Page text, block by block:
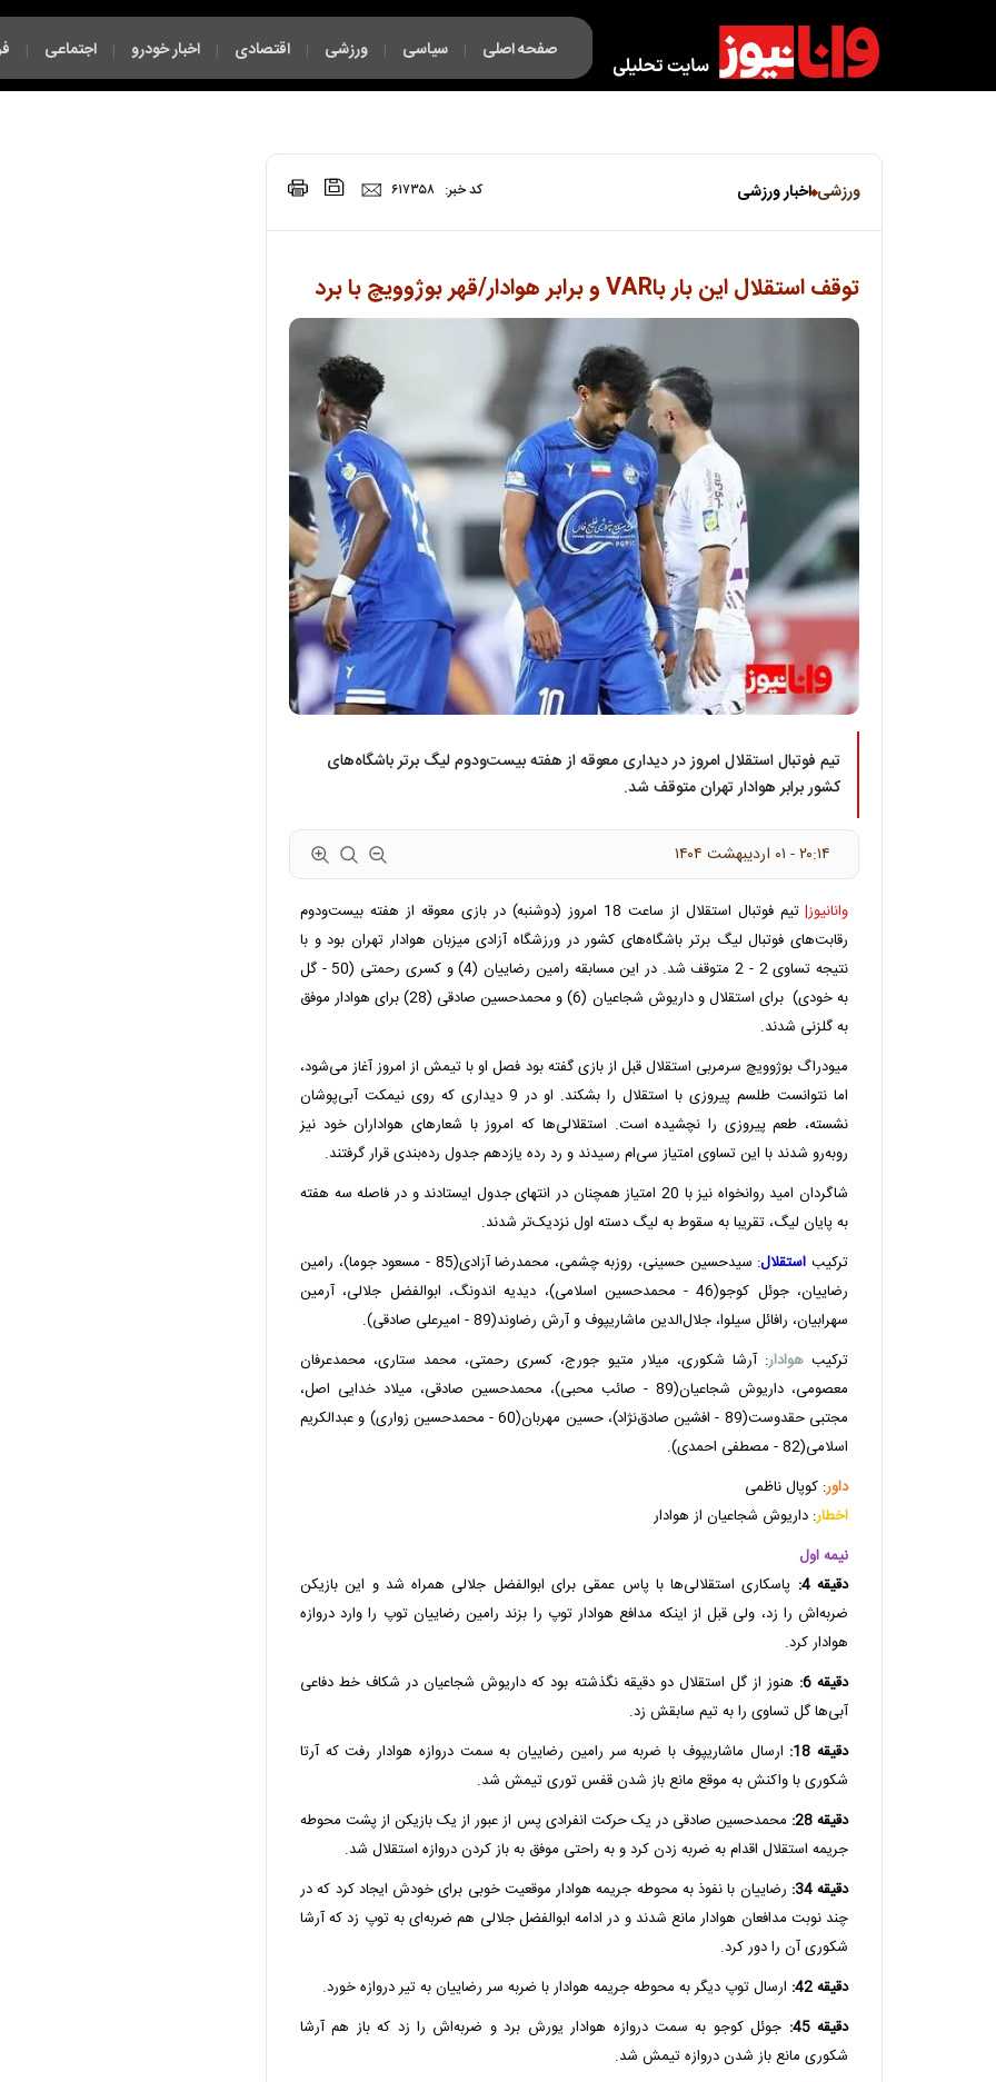
صفحه اصلی | سیاسی | ورزشی | اقتصادی | اخبار خودرو | اجتماعی |
فکت لایف
| چند رسانه ای |
ورزشی اخبار ورزشی کد خبر: ۶۱۷۳۵۸
توقف استقلال این بار باVAR و برابر هوادار/قهر بوژوویچ با برد
تیم فوتبال استقلال امروز در دیداری معوقه از هفته بیست‌ودوم لیگ برتر باشگاه‌های
کشور برابر هوادار تهران متوقف شد.
۲۰:۱۴ - ۰۱ ارديبهشت ۱۴۰۴
وانانیوز|
تیم فوتبال استقلال از ساعت 18 امروز (دوشنبه) در بازی معوقه از هفته بیست‌ودوم
رقابت‌های فوتبال لیگ برتر باشگاه‌های کشور در ورزشگاه آزادی میزبان هوادار تهران بود و با
نتیجه تساوی 2 - 2 متوقف شد. در این مسابقه رامین رضاییان (4) و کسری رحمتی (50 - گل
به خودی) برای استقلال و داریوش شجاعیان (6) و محمدحسین صادقی (28) برای هوادار موفق
به گلزنی شدند.
میودراگ بوژوویچ سرمربی استقلال قبل از بازی گفته بود فصل او با تیمش از امروز آغاز می‌شود،
اما نتوانست طلسم پیروزی با استقلال را بشکند. او در 9 دیداری که روی نیمکت آبی‌پوشان
نشسته، طعم پیروزی را نچشیده است. استقلالی‌ها که امروز با شعارهای هواداران خود نیز
روبه‌رو شدند با این تساوی امتیاز سی‌ام رسیدند و رد رده یازدهم جدول رده‌بندی قرار گرفتند.
شاگردان امید روانخواه نیز با 20 امتیاز همچنان در انتهای جدول ایستادند و در فاصله سه هفته
به پایان لیگ، تقریبا به سقوط به لیگ دسته اول نزدیک‌تر شدند.
ترکیب استقلال
: سیدحسین حسینی، روزبه چشمی، محمدرضا آزادی(85 - مسعود جوما)، رامین
رضاییان، جوئل کوجو(46 - محمدحسین اسلامی)، دیدیه اندونگ، ابوالفضل جلالی، آرمین
سهرابیان، رافائل سیلوا، جلال‌الدین ماشاریپوف و آرش رضاوند(89 - امیرعلی صادقی).
ترکیبهوادار: آرشا شکوری، میلار متیو جورج، کسری رحمتی، محمد ستاری، محمدعرفان
معصومی، داریوش شجاعیان(89 - صائب محبی)، محمدحسین صادقی، میلاد خدایی اصل،
مجتبی حقدوست(89 - افشین صادق‌نژاد)، حسین مهربان(60 - محمدحسین زواری) و عبدالکریم
اسلامی(82 - مصطفی احمدی).
داور: کوپال ناظمی
اخطار: داریوش شجاعیان از هوادار
نیمه اول
دقیقه 4:
پاسکاری استقلالی‌ها با پاس عمقی برای ابوالفضل جلالی همراه شد و این بازیکن
ضربه‌اش را زد، ولی قبل از اینکه مدافع هوادار توپ را بزند رامین رضاییان توپ را وارد دروازه
هوادار کرد.
دقیقه 6:
هنوز از گل استقلال دو دقیقه نگذشته بود که داریوش شجاعیان در شکاف خط دفاعی
آبی‌ها گل تساوی را به تیم سابقش زد.
دقیقه 18:
ارسال ماشاریپوف با ضربه سر رامین رضاییان به سمت دروازه هوادار رفت که آرتا
شکوری با واکنش به موقع مانع باز شدن قفس توری تیمش شد.
دقیقه 28:
محمدحسین صادقی در یک حرکت انفرادی پس از عبور از یک بازیکن از پشت محوطه
جریمه استقلال اقدام به ضربه زدن کرد و به راحتی موفق به باز کردن دروازه استقلال شد.
دقیقه 34:
رضاییان با نفوذ به محوطه جریمه هوادار موقعیت خوبی برای خودش ایجاد کرد که در
چند نوبت مدافعان هوادار مانع شدند و در ادامه ابوالفضل جلالی هم ضربه‌ای به توپ زد که آرشا
شکوری آن را دور کرد.
دقیقه 42:
ارسال توپ دیگر به محوطه جریمه هوادار با ضربه سر رضاییان به تیر دروازه خورد.
دقیقه 45:
جوئل کوجو به سمت دروازه هوادار یورش برد و ضربه‌اش را زد که باز هم آرشا
شکوری مانع باز شدن دروازه تیمش شد.